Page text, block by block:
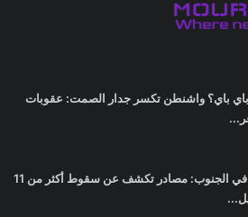
باي؟ واشنطن تكسر جدار الصمت: عقوبات